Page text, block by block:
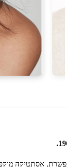
.
אסתטיקה